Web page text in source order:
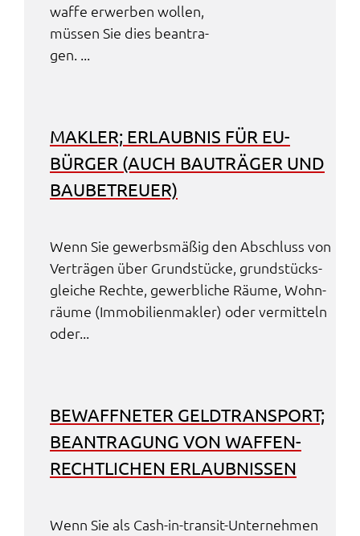
waf­fe erwer­ben wollen,
müssen Sie dies bean­tra­
gen. ...
MAKLER; ERLAUB­NIS FÜR EU-
BÜRGER (AUCH BAUTRÄ­GER UND
BAUBE­TREU­ER)
Wenn Sie gewerbs­mä­ßig den Abschluss von
Verträ­gen über Grund­stü­cke, grund­stücks­
glei­che Rech­te, gewerb­li­che Räume, Wohn­
räu­me (Immo­bi­li­en­mak­ler) oder vermit­teln
oder...
BEWAFF­NE­TER GELD­TRANS­PORT;
BEAN­TRA­GUNG VON WAFFEN­
RECHT­LI­CHEN ERLAUB­NIS­SEN
Wenn Sie als Cash-in-tran­sit-Unter­neh­men